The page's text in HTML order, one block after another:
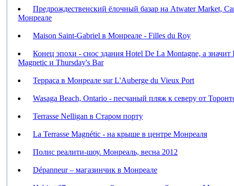
Предрождественский ёлочный базар на Atwater Market,
Монреале
Maison Saint-Gabriel в Монреале - Filles du Roy
Конец эпохи - снос здания Hotel De La Montagne, а значит
Magnetic и Thursday's Bar
Терраса в Монреале sur L'Auberge du Vieux Port
Wasaga Beach, Ontario - песчаный пляж к северу от
Terrasse Nelligan в Старом порту
La Terrasse Magnétic - на крыше в центре Монреаля
Полис реалити-шоу. Монреаль, весна 2012
Dépanneur – магазинчик в Монреале